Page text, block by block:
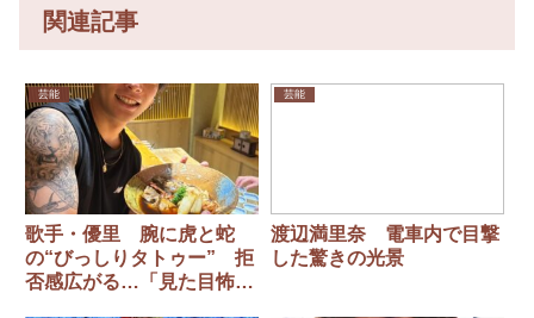
関連記事
芸能
歌手・優里 腕に虎と蛇
の“びっしりタトゥー” 拒
否感広がる…「見た目怖す
芸能
渡辺満里奈 電車内で目撃
した驚きの光景